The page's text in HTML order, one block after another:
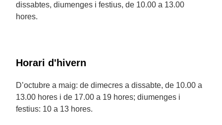
dissabtes, diumenges i festius, de 10.00 a 13.00
hores.
Horari d'hivern
D’octubre a maig: de dimecres a dissabte, de 10.00 a
13.00 hores i de 17.00 a 19 hores; diumenges i
festius: 10 a 13 hores.